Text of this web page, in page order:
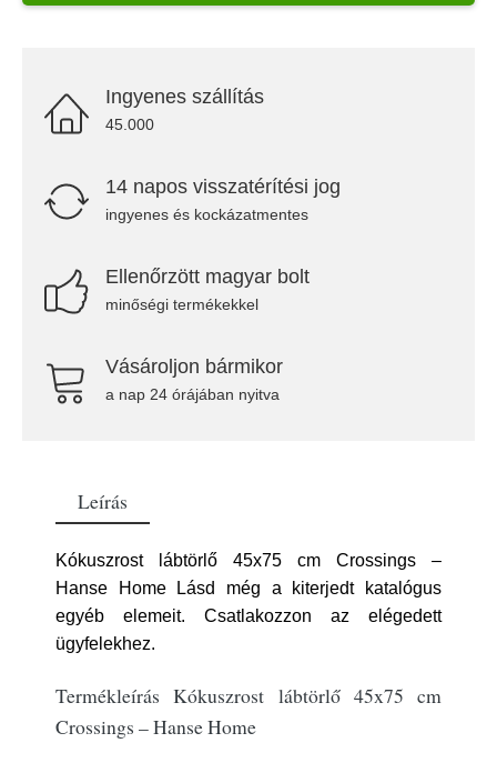
Ingyenes szállítás
45.000
14 napos visszatérítési jog
ingyenes és kockázatmentes
Ellenőrzött magyar bolt
minőségi termékekkel
Vásároljon bármikor
a nap 24 órájában nyitva
Leírás
Kókuszrost lábtörlő 45x75 cm Crossings –
Hanse Home Lásd még a kiterjedt katalógus
egyéb elemeit. Csatlakozzon az elégedett
ügyfelekhez.
Termékleírás Kókuszrost lábtörlő 45x75 cm
Crossings – Hanse Home